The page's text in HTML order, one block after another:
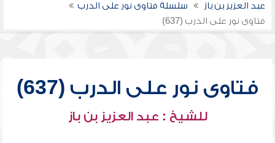
عبد العزيز بن باز
سلسلة فتاوى نور على الدرب
فتاوى نور على الدرب (637)
فتاوى نور على الدرب (637)
للشيخ : عبد العزيز بن باز